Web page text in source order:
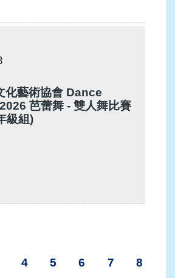
化藝術協會 Dance
芭蕾舞 - 雙人舞比賽
級組)
頁
4
頁
5
頁
6
頁
7
頁
8